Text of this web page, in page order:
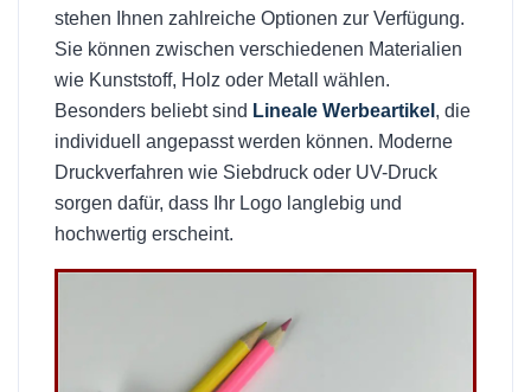
stehen Ihnen zahlreiche Optionen zur Verfügung.
Sie können zwischen verschiedenen Materialien
wie Kunststoff, Holz oder Metall wählen.
Besonders beliebt sind Lineale Werbeartikel , die
individuell angepasst werden können. Moderne
Druckverfahren wie Siebdruck oder UV-Druck
sorgen dafür, dass Ihr Logo langlebig und
hochwertig erscheint.